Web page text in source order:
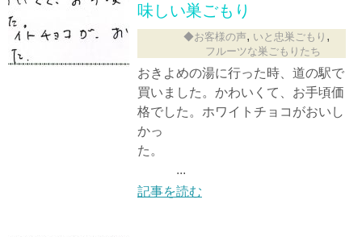
味しい巣ごもり
◆お客様の声, いと忠巣ごもり ,
フルーツな巣ごもりたち
おきよめの湯に行った時、道の駅で
買いました。かわいくて、お手頃価
格でした。ホワイトチョコがおいし
かっ
た。
...
記事を読む